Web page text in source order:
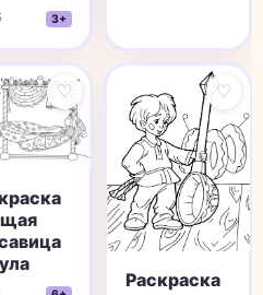
3+
♡ ♡
Раскраска